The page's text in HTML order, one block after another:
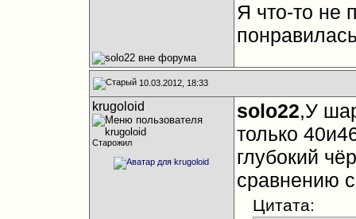
Я что-то не
10.03.2012, 18:33
krugoloid
Старожил
solo22,У
только
глубокий
сравнению
Цитата: